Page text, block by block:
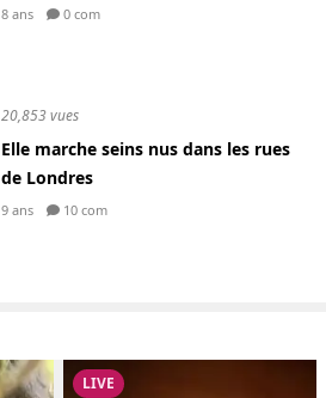
8 ans 0 com
20,853 vues
Elle marche seins nus dans les rues
de Londres
9 ans 10 com